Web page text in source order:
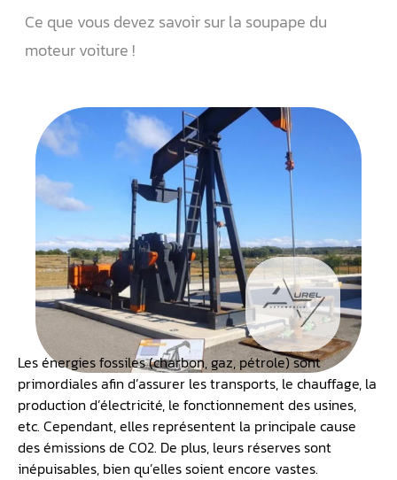
Ce que vous devez savoir sur la soupape du
moteur voiture !
Les énergies fossiles (charbon, gaz, pétrole) sont
primordiales afin d’assurer les transports, le chauffage, la
production d’électricité, le fonctionnement des usines,
etc. Cependant, elles représentent la principale cause
des émissions de CO2. De plus, leurs réserves sont
inépuisables, bien qu’elles soient encore vastes.